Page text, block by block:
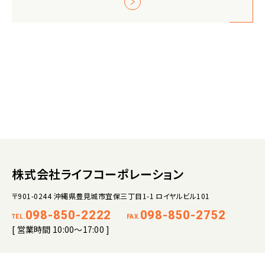
株式会社ライフコーポレーション
〒901-0244 沖縄県豊見城市宜保三丁目1-1 ロイヤルビル101
TEL. 098-850-2222 FAX. 098-850-2752
[ 営業時間 10:00～17:00 ]